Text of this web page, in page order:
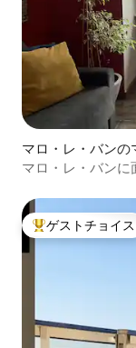
マロ・レ・バンの
マロ・レ・バン
大好評のゲストチ
ゲストチョイス